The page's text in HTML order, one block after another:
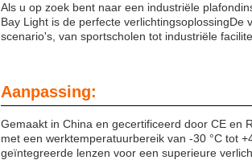
Als u op zoek bent naar een industriële
Bay Light is de perfecte
scenario's, van sportscholen tot industriële
Aanpassing:
Gemaakt in China en gecertificeerd door CE en
met een werktemperatuurbereik van -30 °C tot
geïntegreerde lenzen voor een superieure